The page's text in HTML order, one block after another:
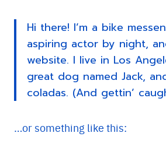
Hi there! I’m a bike
aspiring actor by night,
website. I live in Los
great dog named Jack,
coladas. (And gettin’
…or something like this: